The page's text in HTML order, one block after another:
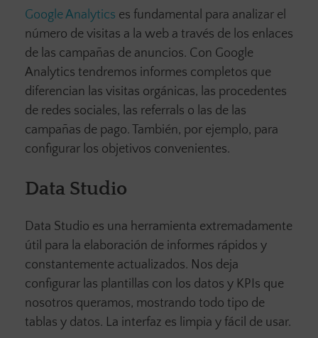
Google Analytics es fundamental para analizar el
número de visitas a la web a través de los enlaces
de las campañas de anuncios. Con Google
Analytics tendremos informes completos que
diferencian las visitas orgánicas, las procedentes
de redes sociales, las referrals o las de las
campañas de pago. También, por ejemplo, para
configurar los objetivos convenientes.
Data Studio
Data Studio es una herramienta extremadamente
útil para la elaboración de informes rápidos y
constantemente actualizados. Nos deja
configurar las plantillas con los datos y KPIs que
nosotros queramos, mostrando todo tipo de
tablas y datos. La interfaz es limpia y fácil de usar.